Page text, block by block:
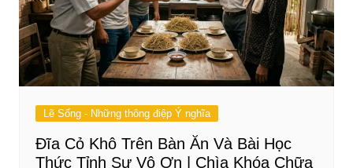
Lẽ Sống - Những thông điệp Ý nghĩa
Đĩa Cỏ Khô Trên Bàn Ăn Và Bài Học
Thức Tỉnh Sự Vô Ơn | Chìa Khóa Chữa